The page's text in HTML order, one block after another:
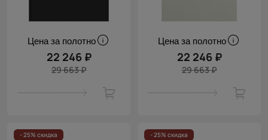
Цена за полотно
22 246 ₽
29 663 ₽
Цена за полотно
22 246 ₽
29 663 ₽
- 25% скидка - 25% скидка